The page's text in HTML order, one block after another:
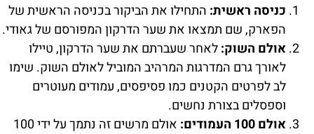
כניסה ראשית: התחילו את הביקור בכניסה הראשית של
הפארק, שם תמצאו את שער הדרקון המפורסם של גאודי.
אולם השוק:לאחר שעברתם את שער הדרקון, טיילו
לאורך גרם המדרגות המרהיב המוביל לאולם השוק. שימו
לב לפרטים הקטנים כמו פסיפסים, עמודים מעוטרים
וספסלים בצורת נחשים.
אולם 100 העמודים:
אולם מרשים זה נתמך על ידי 100